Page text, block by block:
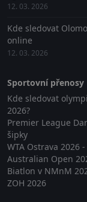
12. 03. 2026
Kde sledovat
online
12. 03. 2026
Sportovní přenosy
Kde sledovat
2026?
Premier League
šipky
WTA Ostrava 2026
Australian Open
Biatlon v NMnM
ZOH 2026